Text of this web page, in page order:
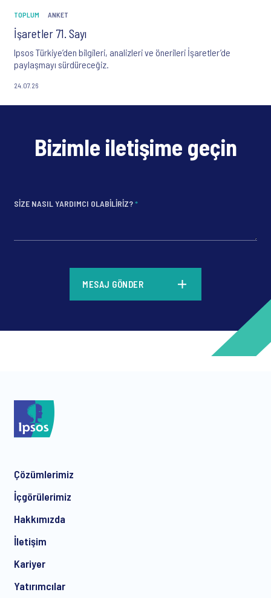
TOPLUM ANKET
İşaretler 71. Sayı
Ipsos Türkiye’den bilgileri, analizleri ve önerileri İşaretler’de
paylaşmayı sürdüreceğiz.
24.07.26
Bizimle iletişime geçin
SIZE NASIL YARDIMCI OLABILIRIZ?*
*
*
MESAJ GÖNDER
Çözümlerimiz
İçgörülerimiz
Hakkımızda
İletişim
Kariyer
Yatırımcılar